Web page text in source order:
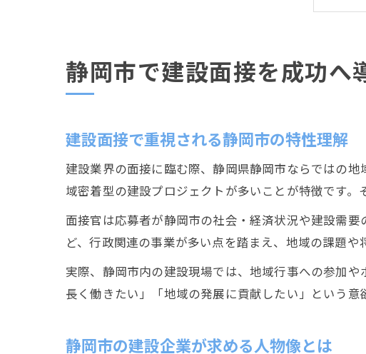
静岡市で建設面接を成功へ
建設面接で重視される静岡市の特性理解
建設業界の面接に臨む際、静岡県静岡市ならではの
域密着型の建設プロジェクトが多いことが特徴です
面接官は応募者が静岡市の社会・経済状況や建設需
ど、行政関連の事業が多い点を踏まえ、地域の課題
実際、静岡市内の建設現場では、地域行事への参加
長く働きたい」「地域の発展に貢献したい」という
静岡市の建設企業が求める人物像とは